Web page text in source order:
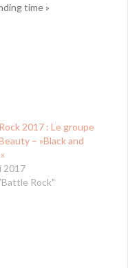
time »
2017 : Le groupe
– »Black and
2017
Rock"